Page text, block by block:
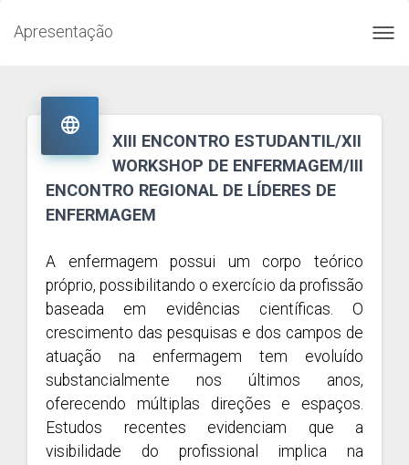
Apresentação

XIII ENCONTRO ESTUDANTIL/XII
WORKSHOP DE ENFERMAGEM/III
ENCONTRO REGIONAL DE LÍDERES DE
ENFERMAGEM
A enfermagem possui um corpo teórico
próprio, possibilitando o exercício da profissão
baseada em evidências científicas. O
crescimento das pesquisas e dos campos de
atuação na enfermagem tem evoluído
substancialmente nos últimos anos,
oferecendo múltiplas direções e espaços.
Estudos recentes evidenciam que a
visibilidade do profissional implica na